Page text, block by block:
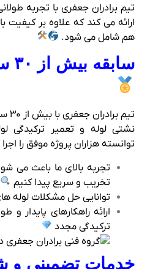
تیم برادران جعفری با تجربه
ارائه می‌ کند که علاوه بر کیفیت
هم شامل می‌ شود.
سابقه بیش از ۳۰ سال در تهران
نشتی لوله و تعمیر ترکیدگی
توانسته هزاران پروژه موفق را
تجربه بالای ما باعث می‌
تخریب و سریع پیدا کنیم
توانایی حل مشکلات لوله‌
ارائه راهکارهای پایدار و
ترکیدگی مجدد
خدمات تضمینی و